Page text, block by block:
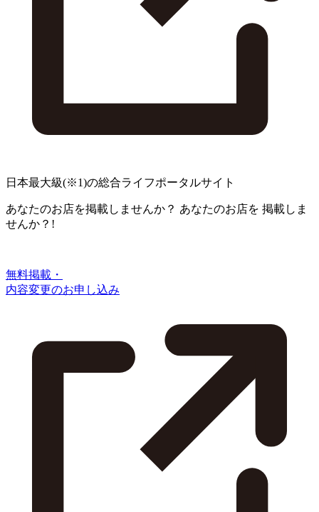
日本最大級(※1)の総合ライフポータルサイト
あなたのお店を掲載しませんか？ あなたのお店を 掲載しま
せんか？!
無料掲載・
内容変更のお申し込み